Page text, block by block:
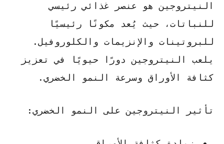
النيتروجين هو عنصر غذائي رئيسي
للنباتات، حيث يُعد مكونًا رئيسيًا
للبروتينات والإنزيمات والكلوروفيل.
يلعب النيتروجين دورًا حيويًا في تعزيز
كثافة الأوراق وسرعة النمو الخضري.
تأثير النيتروجين على النمو الخضري: